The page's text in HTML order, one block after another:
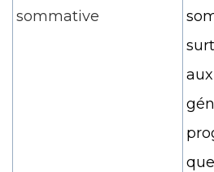
sommative